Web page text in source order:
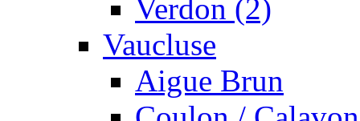
Verdon (2)
Vaucluse
Aigue Brun